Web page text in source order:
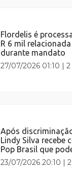
Flordelis é
R 6 mil
durante mandato
27/07/2026 01:10 |
Após
Lindy Silva recebe
Pop Brasil que
23/07/2026 20:10 |